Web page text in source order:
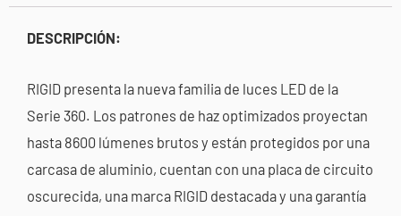
DESCRIPCIÓN:
RIGID presenta la nueva familia de luces LED de la
Serie 360. Los patrones de haz optimizados proyectan
hasta 8600 lúmenes brutos y están protegidos por una
carcasa de aluminio, cuentan con una placa de circuito
oscurecida, una marca RIGID destacada y una garantía